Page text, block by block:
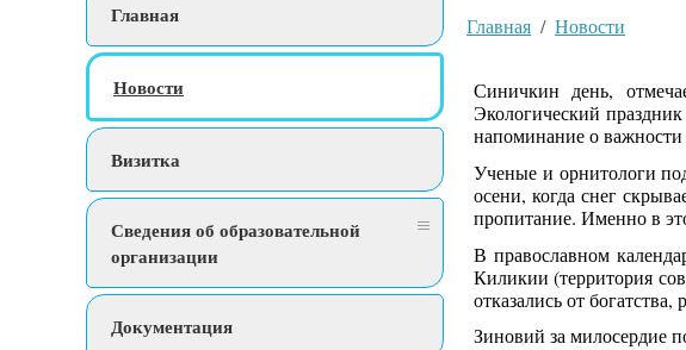
Главная
Новости
Визитка
Сведения об образовательной
организации
Документация
Главная / Новости
Синичкин день,
Экологический
напоминание о
Ученые и орнитологи
осени, когда снег
пропитание. Именно в
В православном
Киликии (территория
отказались от
Зиновий за милосердие